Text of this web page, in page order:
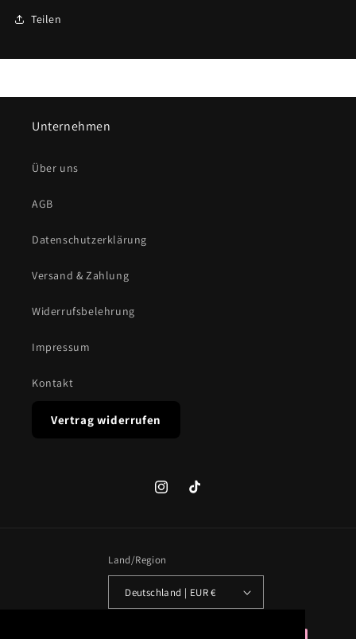
Teilen
Unternehmen
Über uns
AGB
Datenschutzerklärung
Versand & Zahlung
Widerrufsbelehrung
Impressum
Kontakt
Vertrag widerrufen
InstagramTikTok
Land/Region
Deutschland | EUR €